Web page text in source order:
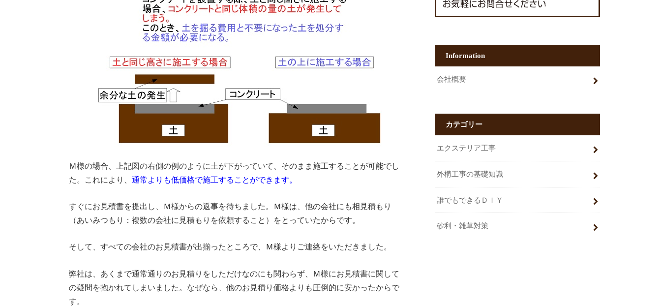
Ｍ様の場合、上記図の右側の例のように土が下がっていて、そのまま施工することが可能でし
た。これにより、通常よりも低価格で施工することができます。
すぐにお見積書を提出し、Ｍ様からの返事を待ちました。Ｍ様は、他の会社にも相見積もり
（あいみつもり：複数の会社に見積もりを依頼すること）をとっていたからです。
そして、すべての会社のお見積書が出揃ったところで、Ｍ様よりご連絡をいただきました。
弊社は、あくまで通常通りのお見積りをしただけなのにも関わらず、Ｍ様にお見積書に関して
の疑問を抱かれてしまいました。なぜなら、他のお見積り価格よりも圧倒的に安かったからで
す。
Information
会社概要
カテゴリー
エクステリア工事
外構工事の基礎知識
誰でもできるＤＩＹ
砂利・雑草対策